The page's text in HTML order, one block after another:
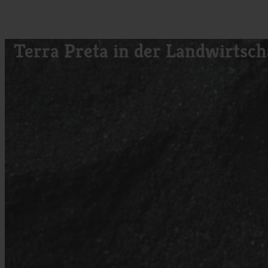
Terra Preta in der